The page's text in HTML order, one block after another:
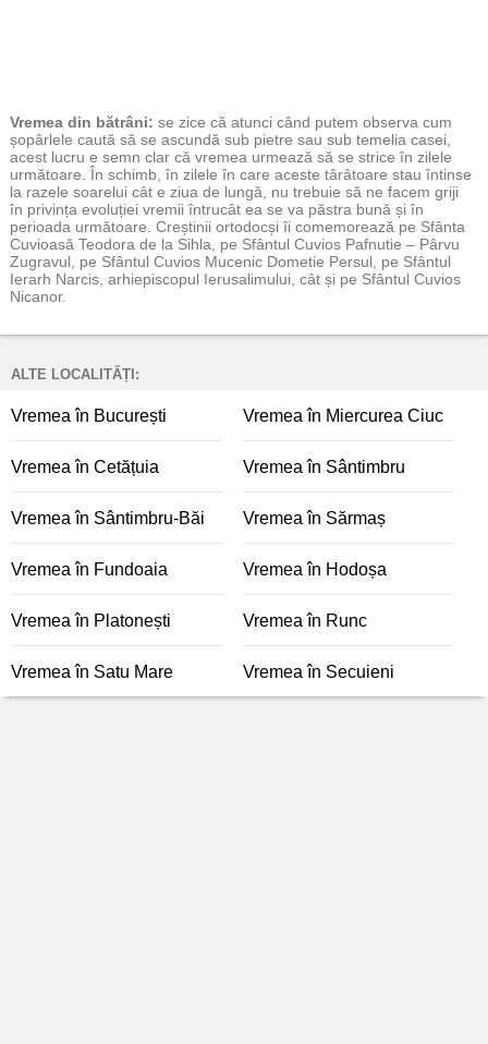
Vremea din bătrâni: se zice că atunci când putem observa cum
șopârlele caută să se ascundă sub pietre sau sub temelia casei,
acest lucru e semn clar că vremea urmează să se strice în zilele
următoare. În schimb, în zilele în care aceste târâtoare stau întinse
la razele soarelui cât e ziua de lungă, nu trebuie să ne facem griji
în privința evoluției vremii întrucât ea se va păstra bună și în
perioada următoare. Creștinii ortodocși îi comemorează pe Sfânta
Cuvioasă Teodora de la Sihla, pe Sfântul Cuvios Pafnutie – Pârvu
Zugravul, pe Sfântul Cuvios Mucenic Dometie Persul, pe Sfântul
Ierarh Narcis, arhiepiscopul Ierusalimului, cât și pe Sfântul Cuvios
Nicanor.
ALTE LOCALITĂȚI:
Vremea în București Vremea în Miercurea Ciuc
Vremea în Cetățuia Vremea în Sântimbru
Vremea în Sântimbru-Băi Vremea în Sărmaș
Vremea în Fundoaia Vremea în Hodoșa
Vremea în Platonești Vremea în Runc
Vremea în Satu Mare Vremea în Secuieni